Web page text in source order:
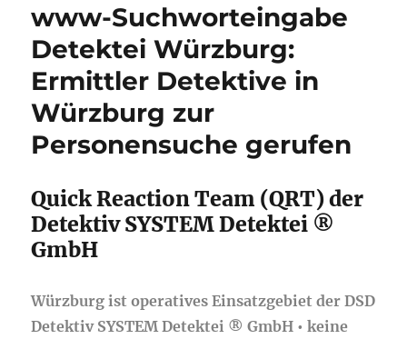
www-Suchworteingabe
Detektei Würzburg:
Ermittler Detektive in
Würzburg zur
Personensuche gerufen
Quick Reaction Team (QRT) der
Detektiv SYSTEM Detektei ®
GmbH
Würzburg ist operatives Einsatzgebiet der DSD
Detektiv SYSTEM Detektei ® GmbH • keine